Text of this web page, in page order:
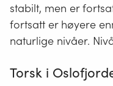
stabilt, men er
fortsatt er høyere
naturlige nivåer.
Torsk i